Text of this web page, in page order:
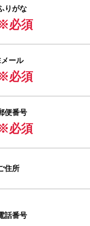
りがな
必須
メール
必須
便番号
必須
住所
話番号